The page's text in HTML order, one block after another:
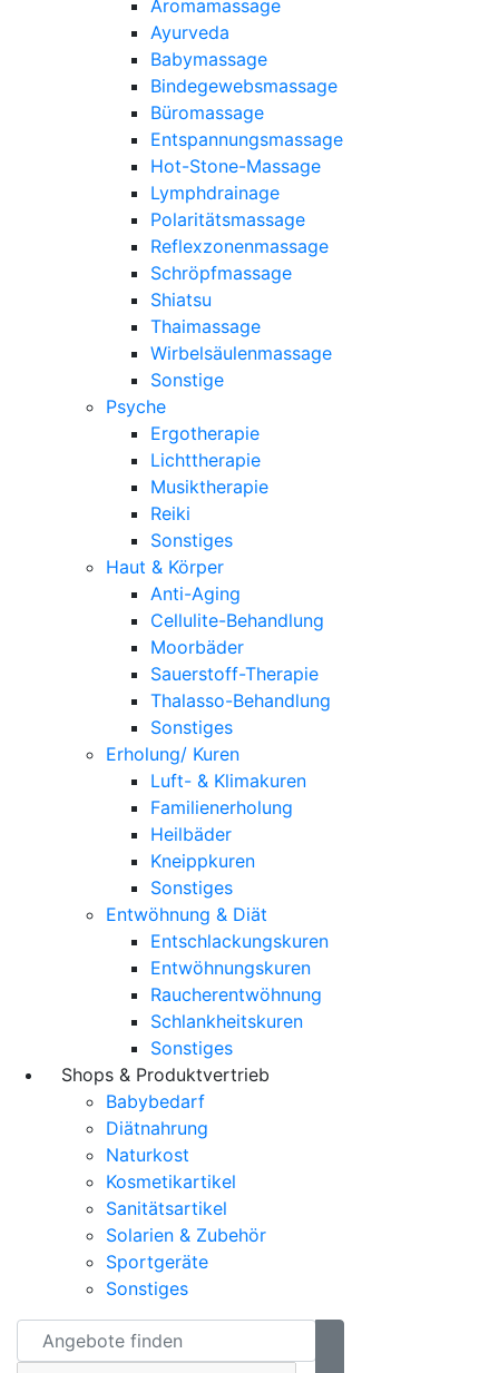
Aromamassage
Ayurveda
Babymassage
Bindegewebsmassage
Büromassage
Entspannungsmassage
Hot-Stone-Massage
Lymphdrainage
Polaritätsmassage
Reflexzonenmassage
Schröpfmassage
Shiatsu
Thaimassage
Wirbelsäulenmassage
Sonstige
Psyche
Ergotherapie
Lichttherapie
Musiktherapie
Reiki
Sonstiges
Haut & Körper
Anti-Aging
Cellulite-Behandlung
Moorbäder
Sauerstoff-Therapie
Thalasso-Behandlung
Sonstiges
Erholung/ Kuren
Luft- & Klimakuren
Familienerholung
Heilbäder
Kneippkuren
Sonstiges
Entwöhnung & Diät
Entschlackungskuren
Entwöhnungskuren
Raucherentwöhnung
Schlankheitskuren
Sonstiges
Shops & Produktvertrieb
Babybedarf
Diätnahrung
Naturkost
Kosmetikartikel
Sanitätsartikel
Solarien & Zubehör
Sportgeräte
Sonstiges